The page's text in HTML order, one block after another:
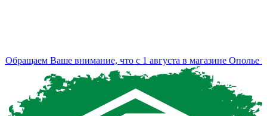
Ваше внимание, что с 1 августа в магазине Ополье